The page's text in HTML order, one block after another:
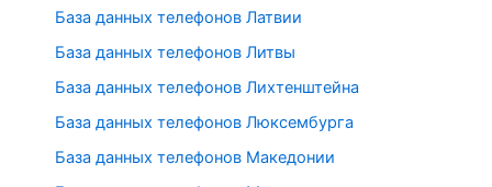
База данных телефонов Латвии
База данных телефонов Литвы
База данных телефонов Лихтенштейна
База данных телефонов Люксембурга
База данных телефонов Македонии